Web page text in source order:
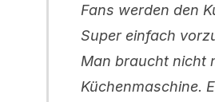
Fans werden den
Super einfach
Man braucht nicht
Küchenmaschine.